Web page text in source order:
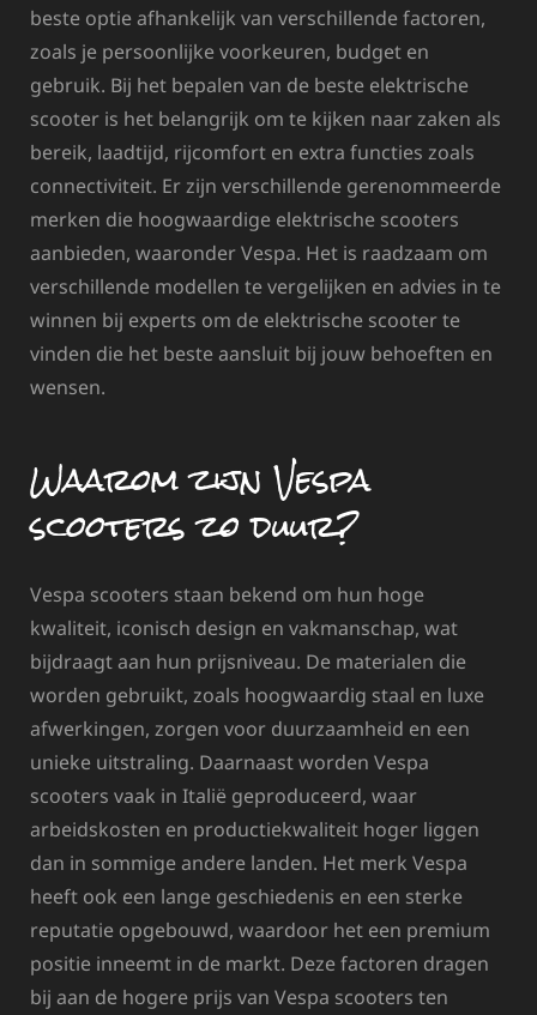
beste optie afhankelijk van verschillende factoren,
zoals je persoonlijke voorkeuren, budget en
gebruik. Bij het bepalen van de beste elektrische
scooter is het belangrijk om te kijken naar zaken als
bereik, laadtijd, rijcomfort en extra functies zoals
connectiviteit. Er zijn verschillende gerenommeerde
merken die hoogwaardige elektrische scooters
aanbieden, waaronder Vespa. Het is raadzaam om
verschillende modellen te vergelijken en advies in te
winnen bij experts om de elektrische scooter te
vinden die het beste aansluit bij jouw behoeften en
wensen.
Waarom zijn Vespa
scooters zo duur?
Vespa scooters staan bekend om hun hoge
kwaliteit, iconisch design en vakmanschap, wat
bijdraagt aan hun prijsniveau. De materialen die
worden gebruikt, zoals hoogwaardig staal en luxe
afwerkingen, zorgen voor duurzaamheid en een
unieke uitstraling. Daarnaast worden Vespa
scooters vaak in Italië geproduceerd, waar
arbeidskosten en productiekwaliteit hoger liggen
dan in sommige andere landen. Het merk Vespa
heeft ook een lange geschiedenis en een sterke
reputatie opgebouwd, waardoor het een premium
positie inneemt in de markt. Deze factoren dragen
bij aan de hogere prijs van Vespa scooters ten